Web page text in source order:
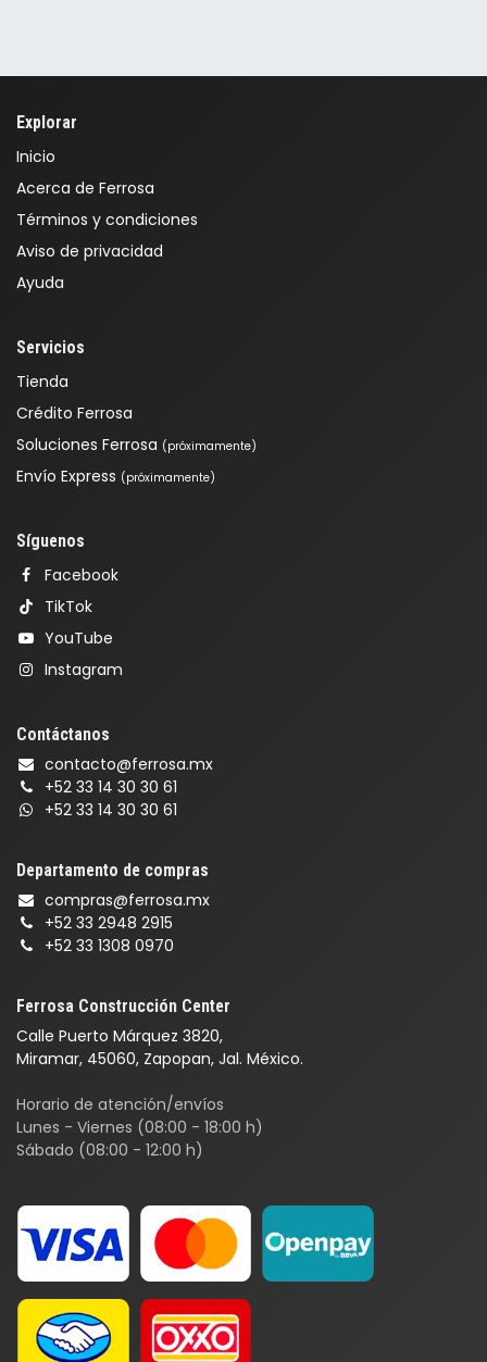
Explorar
Inicio
Acerca de Ferrosa
Términos y condiciones
Aviso de privacidad
Ayuda
Servicios
Tienda
Crédito Ferrosa
Soluciones Ferrosa (próximamente)
Envío Express (próximamente)
Ferrosa Construcción Center
Calle Puerto Márquez 3820,
Miramar, 45060, Zapopan, Jal. México.
Horario de atención/envíos
Lunes - Viernes (08:00 - 18:00 h)
Sábado (08:00 - 12:00 h)
Síguenos
Facebook
TikTok
YouTube
Instagram
Contáctanos
contacto@ferrosa.mx
+52 33 14 30 30 61
+52 33 14 30 30 61
Departamento de compras
compras@ferrosa.mx
+52 33 2948 2915
+52 33 1308 0970